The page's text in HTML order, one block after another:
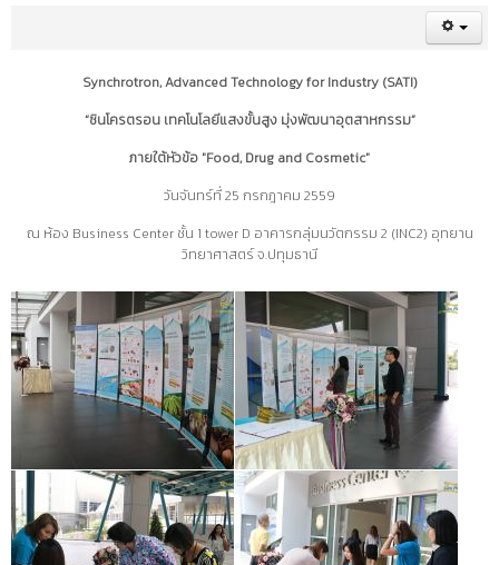
Synchrotron, Advanced Technology for Industry (SATI)
“ซินโครตรอน เทคโนโลยีแสงขั้นสูง มุ่งพัฒนาอุตสาหกรรม”
ภายใต้หัวข้อ "Food, Drug and Cosmetic"
วันจันทร์ที่ 25 กรกฎาคม 2559
ณ ห้อง Business Center ชั้น 1 tower D อาคารกลุ่มนวัตกรรม 2 (INC2) อุทยาน
วิทยาศาสตร์ จ.ปทุมธานี